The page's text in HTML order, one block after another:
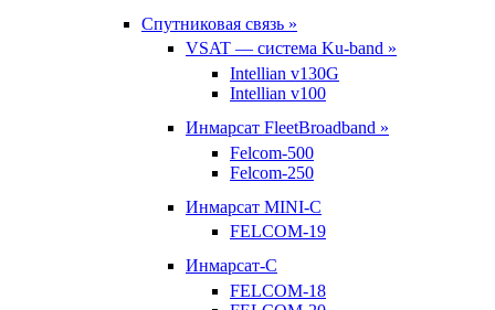
Спутниковая связь »
VSAT — система Ku-band »
Intellian v130G
Intellian v100
Инмарсат FleetBroadband »
Felcom-500
Felcom-250
Инмарсат MINI-C
FELCOM-19
Инмарсат-С
FELCOM-18